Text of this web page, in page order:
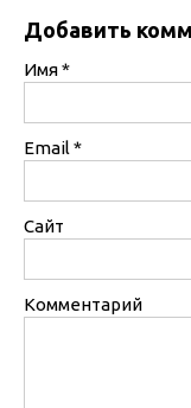
Добавить
Имя*
Email *
Сайт
Комментарий